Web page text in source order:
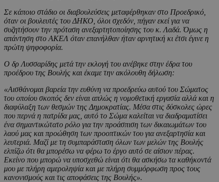
Σε κάποιο στάδιο οι διαβουλεύσεις μεταφέρθηκαν στο Προεδρικό,
όταν οι βουλευτές του ΔΗΚΟ, όλοι σχεδόν, πήγαν εκεί για να
συζητήσουν την πρόταση ανεξαρτητοποίησης του κ. Λαδά. Όμως η
απάντηση στο ΑΚΕΛ όταν επανήλθαν ήταν αρνητική κι έτσι έγινε η
πρώτη ψηφοφορία.
Ο δρ Λυσσαρίδης μετά την εκλογή του ανέβηκε στην έδρα του
προέδρου της Βουλής και έκαμε την ακόλουθη δήλωση:
«Αισθάνομαι βαρεία την ευθύνη να προεδρεύω αυτού του Σώματος
του οποίου σκοπός δεν είναι απλώς η νομοθετική εργασία αλλά και η
διαφύλαξη των θεσμών της Δημοκρατίας. Μέσα στις δύσκολες ώρες
που περνά η πατρίδα μας, αυτό το Σώμα καλείται να διαδραματίσει
ένα σημαντικώτατο ρόλο για την προάσπιση των δικαιωμάτων του
λαού μας και προώθηση των προοπτικών του για ανεξαρτησία και
λευτεριά. Μαζί με τη συμπαράσταση όλων των μελών της Βουλής
ελπίζω ότι θα μπορέσω να φέρω το έργο αυτό σε αίσιον πέρας.
Εκείνο που μπορώ να υποσχεθώ είναι ότι θα ασκήσω τα καθήκοντά
μου με πλήρη αμεροληψία και με πλήρη συμμόρφωση προς τους
κανονισμούς και τις αποφάσεις της Βουλής».